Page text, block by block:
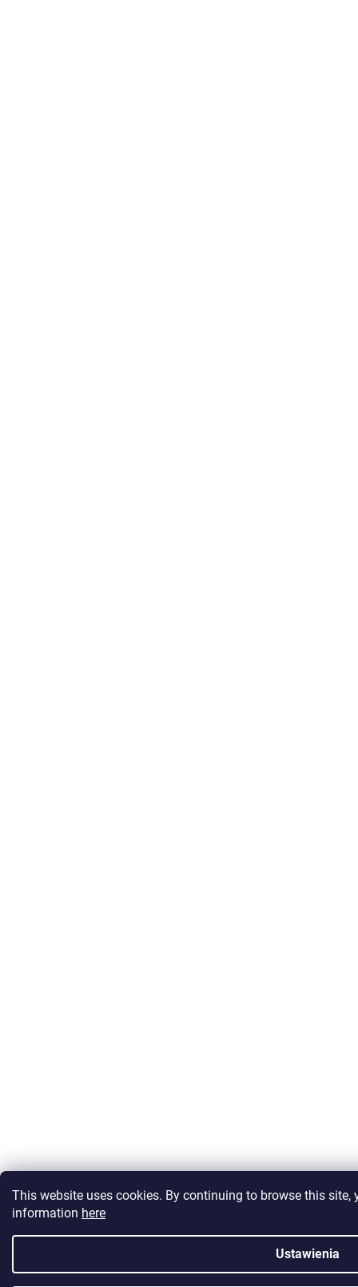
This website uses cookies. By continuing to browse this site,
information here
Ustawienia